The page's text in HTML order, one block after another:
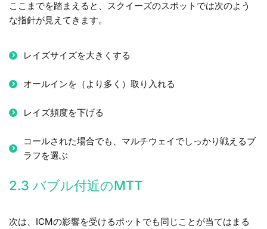
ここまでを踏まえると、スクイーズのスポットでは次のよう
な指針が見えてきます。
レイズサイズを大きくする
オールインを（より多く）取り入れる
レイズ頻度を下げる
コールされた場合でも、マルチウェイでしっかり戦えるブ
ラフを選ぶ
2.3 バブル付近のMTT
次は、ICMの影響を受けるポットでも同じことが当てはまる